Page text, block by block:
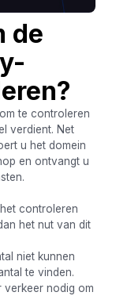
de
te controleren
verdient. Net
u het domein
en ontvangt u
controleren
het nut van dit
niet kunnen
te vinden.
verkeer nodig om